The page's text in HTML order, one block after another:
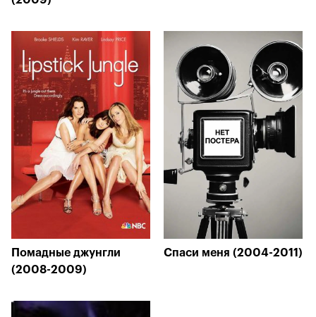
Помадные джунгли
(2008-2009)
Спаси меня (2004-2011)